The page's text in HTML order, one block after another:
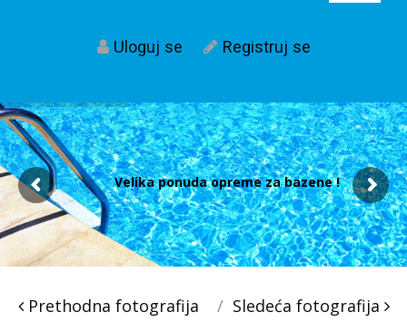
Uloguj se Registruj se
Velika ponuda opreme za bazene !
Post
Prethodna fotografija Sledeća fotografija